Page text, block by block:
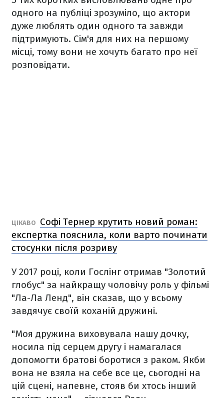
одного на публіці зрозуміло, що актори
дуже люблять один одного та завжди
підтримують. Сім'я для них на першому
місці, тому вони не хочуть багато про неї
розповідати.
ЦІКАВО
Софі Тернер крутить новий роман:
експертка пояснила, коли варто починати
стосунки після розриву
У 2017 році, коли Гослінг отримав "Золотий
глобус" за найкращу чоловічу роль у фільмі
"Ла-Ла Ленд", він сказав, що у всьому
завдячує своїй коханій дружині.
"Моя дружина виховувала нашу дочку,
носила під серцем другу і намагалася
допомогти братові боротися з раком. Якби
вона не взяла на себе все це, сьогодні на
цій сцені, напевне, стояв би хтось інший